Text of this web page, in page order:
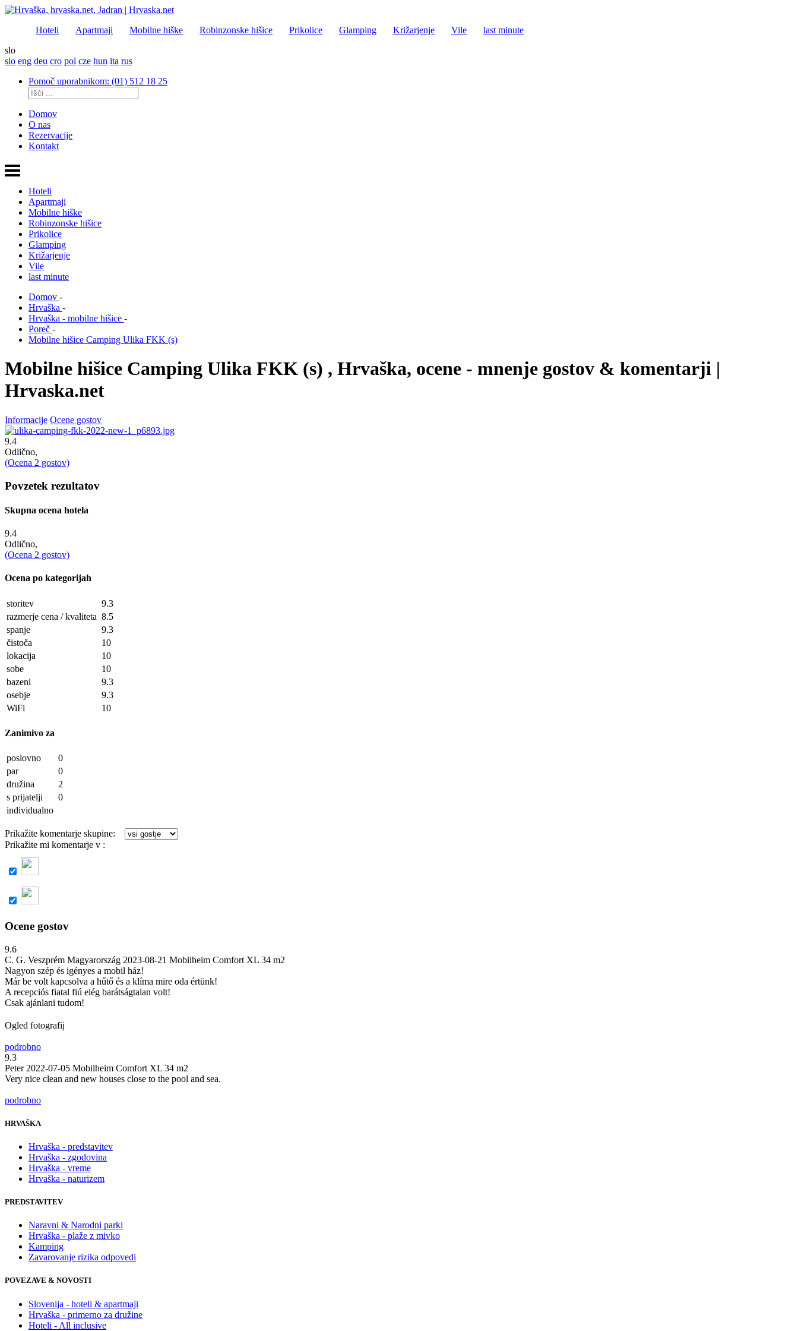
Hoteli Apartmaji Mobilne hiške Robinzonske hišice Prikolice Glamping Križarjenje Vile
last minute
slo
slo eng deu cro pol cze hun ita rus
Pomoč uporabnikom: (01) 512 18 25
Domov
O nas
Rezervacije
Kontakt
Hoteli
Apartmaji
Mobilne hiške
Robinzonske hišice
Prikolice
Glamping
Križarjenje
Vile
last minute
Domov -
Hrvaška -
Hrvaška - mobilne hišice -
Poreč -
Mobilne hišice Camping Ulika FKK (s)
Mobilne hišice Camping Ulika FKK (s) , Hrvaška, ocene - mnenje gostov & komentarji |
Hrvaska.net
Informacije Ocene gostov
9.4
Odlično,
(Ocena 2 gostov)
Povzetek rezultatov
Skupna ocena hotela
9.4
Odlično,
(Ocena 2 gostov)
Ocena po kategorijah
storitev
9.3
razmerje cena / kvaliteta 8.5
spanje
9.3
čistoča
10
lokacija
10
sobe
10
bazeni
9.3
osebje
9.3
WiFi
10
Zanimivo za
poslovno
0
par
0
družina
2
s prijatelji
0
individualno
Prikažite komentarje skupine:
Prikažite mi komentarje v :
Ocene gostov
9.6
C. G. Veszprém Magyarország 2023-08-21 Mobilheim Comfort XL 34 m2
Nagyon szép és igényes a mobil ház!
Már be volt kapcsolva a hűtő és a klíma mire oda értünk!
A recepciós fiatal fiú elég barátságtalan volt!
Csak ajánlani tudom!
Ogled fotografij
podrobno
9.3
Peter 2022-07-05 Mobilheim Comfort XL 34 m2
Very nice clean and new houses close to the pool and sea.
podrobno
HRVAŠKA
Hrvaška - predstavitev
Hrvaška - zgodovina
Hrvaška - vreme
Hrvaška - naturizem
PREDSTAVITEV
Naravni & Narodni parki
Hrvaška - plaže z mivko
Kamping
Zavarovanje rizika odpovedi
POVEZAVE & NOVOSTI
Slovenija - hoteli & apartmaji
Hrvaška - primerno za družine
Hoteli - All inclusive